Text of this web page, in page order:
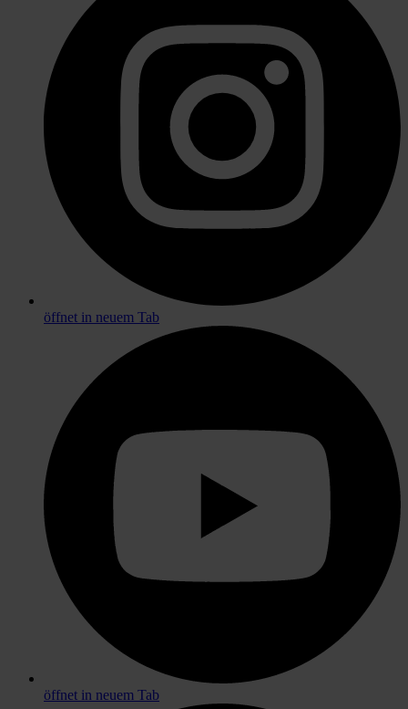
öffnet in neuem Tab
öffnet in neuem Tab